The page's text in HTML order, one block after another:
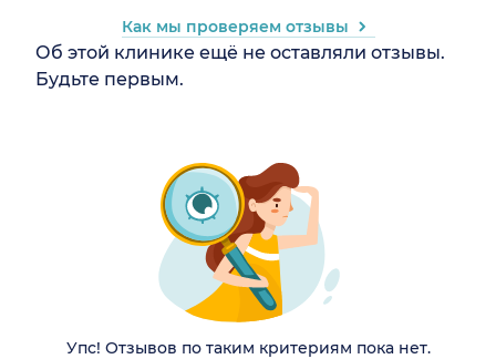
Об этой клинике ещё не оставляли отзывы.
Будьте первым.
Как мы проверяем отзывы
Упс! Отзывов по таким критериям пока нет.